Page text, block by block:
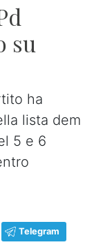
su
ha
lista dem
5 e 6
Telegram